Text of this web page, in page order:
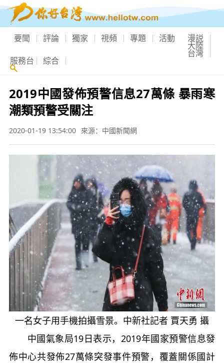
要聞 評論 獨家 視頻 專題 活動 漫説
大陸
台灣
服務台 綜合
2019中國發佈預警信息27萬條 暴雨寒
潮類預警受關注
2020-01-19 13:54:00 來源：中國新聞網
一名女子用手機拍攝雪景。中新社記者 賈天勇 攝
中國氣象局19日表示，2019年國家預警信息發
佈中心共發佈27萬條突發事件預警，覆蓋關係國計